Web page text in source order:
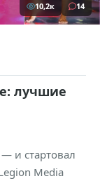
10,2к 14
лучшие
и стартовал
Media